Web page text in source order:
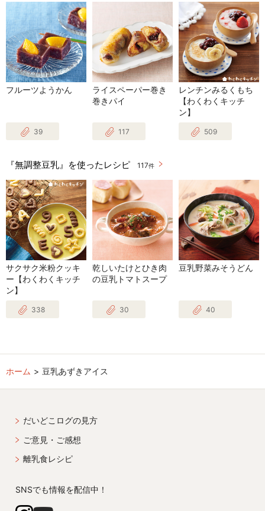
フルーツようかん
39
ライスペーパー巻き
巻きパイ
117
レンチンみるくもち
【わくわくキッチ
ン】
509
『無調整豆乳』を使ったレシピ 117件
サクサク米粉クッキ
ー【わくわくキッチ
ン】
338
乾しいたけとひき肉
の豆乳トマトスープ
30
豆乳野菜みそうどん
40
ホーム 豆乳あずきアイス
だいどこログの見方
ご意見・ご感想
離乳食レシピ
SNSでも情報を配信中！